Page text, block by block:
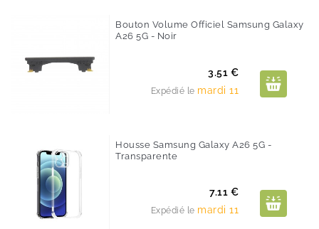
Bouton Volume Officiel Samsung Galaxy
A26 5G - Noir
Prix
3.51 €
Expédié le mardi 11
Housse Samsung Galaxy A26 5G -
Transparente
Prix
7.11 €
Expédié le mardi 11